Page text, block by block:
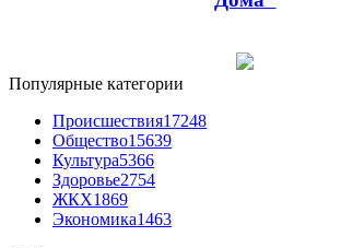
Популярные категории
Происшествия17248
Общество15639
Культура5366
Здоровье2754
ЖКХ1869
Экономика1463